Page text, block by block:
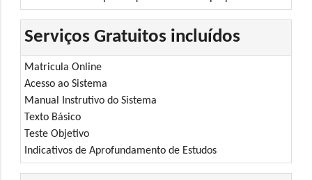
Serviços Gratuitos incluídos
Matricula Online
Acesso ao Sistema
Manual Instrutivo do Sistema
Texto Básico
Teste Objetivo
Indicativos de Aprofundamento de Estudos